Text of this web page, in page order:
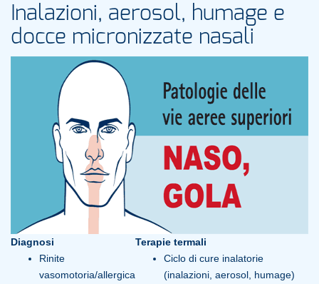
Inalazioni, aerosol, humage e
docce micronizzate nasali
Diagnosi
Terapie termali
Rinite
vasomotoria/allergica
Ciclo di cure inalatorie
(inalazioni, aerosol, humage)